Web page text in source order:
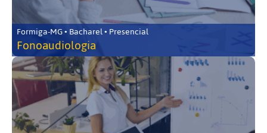
Formiga-MG • Bacharel • Presencial
Fonoaudiologia